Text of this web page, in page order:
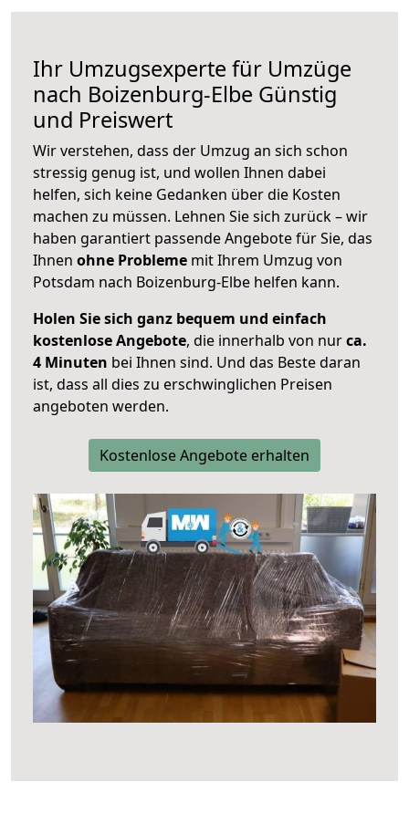
Ihr Umzugsexperte für Umzüge
nach Boizenburg-Elbe Günstig
und Preiswert
Wir verstehen, dass der Umzug an sich schon
stressig genug ist, und wollen Ihnen dabei
helfen, sich keine Gedanken über die Kosten
machen zu müssen. Lehnen Sie sich zurück – wir
haben garantiert passende Angebote für Sie, das
Ihnen ohne Probleme mit Ihrem Umzug von
Potsdam nach Boizenburg-Elbe helfen kann.
Holen Sie sich ganz bequem und einfach
kostenlose Angebote, die innerhalb von nurca.
4 Minuten bei Ihnen sind. Und das Beste daran
ist, dass all dies zu erschwinglichen Preisen
angeboten werden.
Kostenlose Angebote erhalten